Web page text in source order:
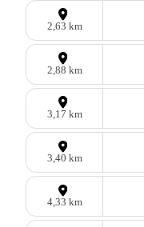
2,63 km
2,88 km
3,17 km
3,40 km
4,33 km